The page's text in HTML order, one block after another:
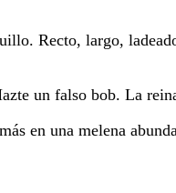
Recto, largo,
un falso bob. La
en una melena